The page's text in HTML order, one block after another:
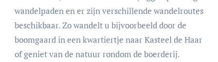
wandelpaden en er zijn verschillende wandelroutes
beschikbaar. Zo wandelt u bijvoorbeeld door de
boomgaard in een kwartiertje naar Kasteel de Haar
of geniet van de natuur rondom de boerderij.